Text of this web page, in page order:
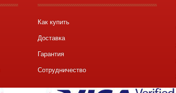
Как купить
Доставка
Гарантия
Сотрудничество